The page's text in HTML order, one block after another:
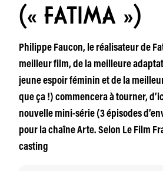
(« FATIMA »)
Philippe Faucon, le réalisateur de
meilleur film, de la meilleure
jeune espoir féminin et de la
que ça !) commencera à tourner,
nouvelle mini-série (3 épisodes
pour la chaîne Arte. Selon Le Film
casting